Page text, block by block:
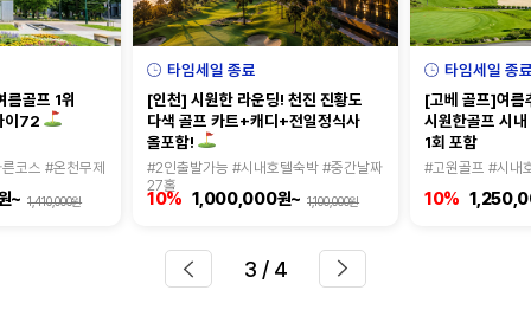
골프 1위
이72
코스 #온천무제
~ 1,410,000원
타임세일 종료
[인천] 시원한 라운딩! 천진 진황도
다색 골프 카트+캐디+전일정식사
올포함!
#2인출발가능 #시내호텔숙박 #중간날짜
27홀
10% 1,000,000원~ 1,100,000원
타임세일 종
[고베 골프]여
시원한골프 시
1회 포함
#고원골프 #시내
10%
3 / 4